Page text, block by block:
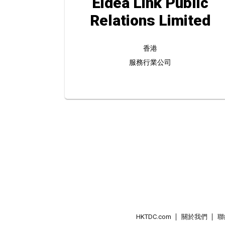
Relations Limited
香港
服務行業公司
HKTDC.com 關於我們